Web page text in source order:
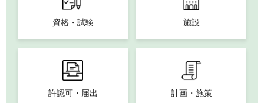
資格・試験 施設
許認可・届出 計画・施策